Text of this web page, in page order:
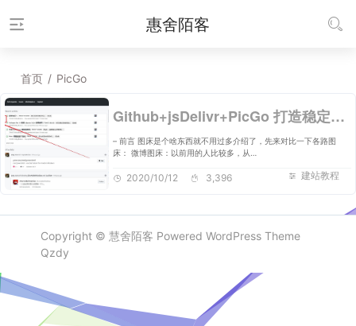
惠舍陌客
首页 / PicGo
Github+jsDelivr+PicGo 打造稳定快速、高效免费图床
– 前言 图床是个啥东西就不用过多介绍了，先来对比一下各路图
床： 微博图床：以前用的人比较多，从…
建站教程
2020/10/12 3,396
Copyright © 慧舍陌客 Powered WordPressTheme
Qzdy